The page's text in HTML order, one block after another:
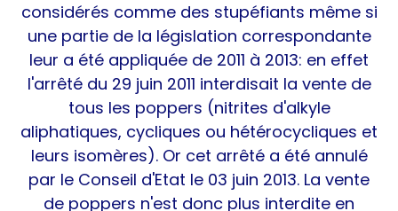
considérés comme des stupéfiants même si
une partie de la législation correspondante
leur a été appliquée de 2011 à 2013: en effet
l'arrêté du 29 juin 2011 interdisait la vente de
tous les poppers (nitrites d'alkyle
aliphatiques, cycliques ou hétérocycliques et
leurs isomères). Or cet arrêté a été annulé
par le Conseil d'Etat le 03 juin 2013. La vente
de poppers n'est donc plus interdite en